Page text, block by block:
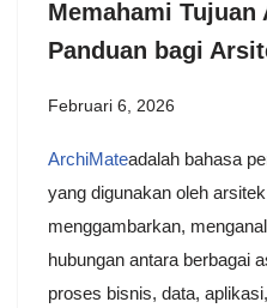
Memahami Tujuan
Panduan bagi
Februari 6, 2026
ArchiMateadalah bahasa
yang digunakan oleh
menggambarkan,
hubungan antara berbagai
proses bisnis, data,